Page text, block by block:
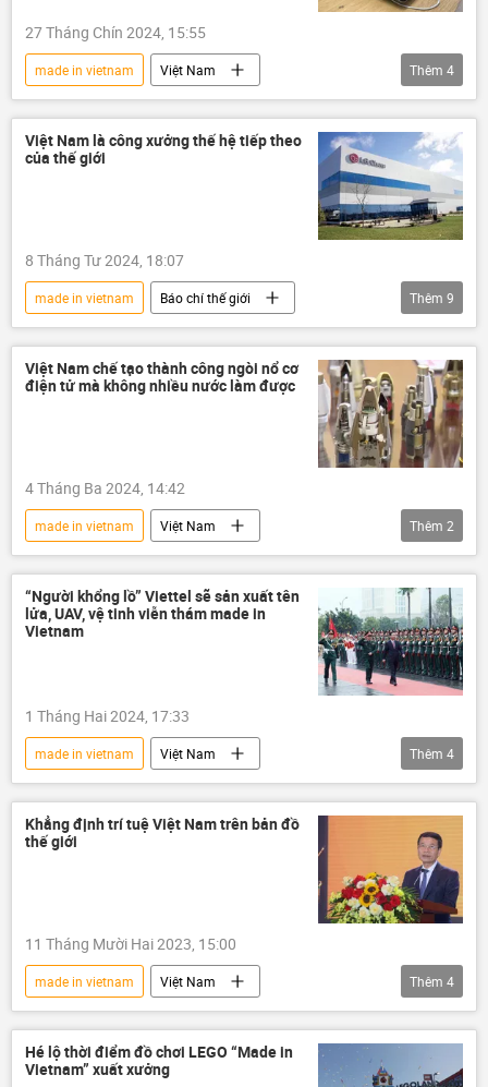
27 Tháng Chín 2024, 15:55
made in vietnam
Việt Nam
MacBook Air
Ipad
Apple
Bắc Giang
sản xuất
Thêm 4
Việt Nam là công xưởng thế hệ tiếp theo
của thế giới
8 Tháng Tư 2024, 18:07
made in vietnam
Báo chí thế giới
Việt Nam
LG
Chính phủ
sản xuất
công nghệ
Công nghiệp
Hàn Quốc
Kinh tế Kinh doanh
Thêm 9
Việt Nam chế tạo thành công ngòi nổ cơ
điện tử mà không nhiều nước làm được
4 Tháng Ba 2024, 14:42
made in vietnam
Việt Nam
Bộ Quốc phòng Việt Nam
sản xuất
Thêm 2
“Người khổng lồ” Viettel sẽ sản xuất tên
lửa, UAV, vệ tinh viễn thám made in
Vietnam
1 Tháng Hai 2024, 17:33
made in vietnam
Việt Nam
Võ Văn Thưởng
Viettel
Công nghiệp
sản xuất
Thêm 4
Khẳng định trí tuệ Việt Nam trên bản đồ
thế giới
11 Tháng Mười Hai 2023, 15:00
made in vietnam
Việt Nam
Nguyễn Mạnh Hùng
công nghệ
trí tuệ nhân tạo
trí tuệ
Thêm 4
Hé lộ thời điểm đồ chơi LEGO “Made in
Vietnam” xuất xưởng